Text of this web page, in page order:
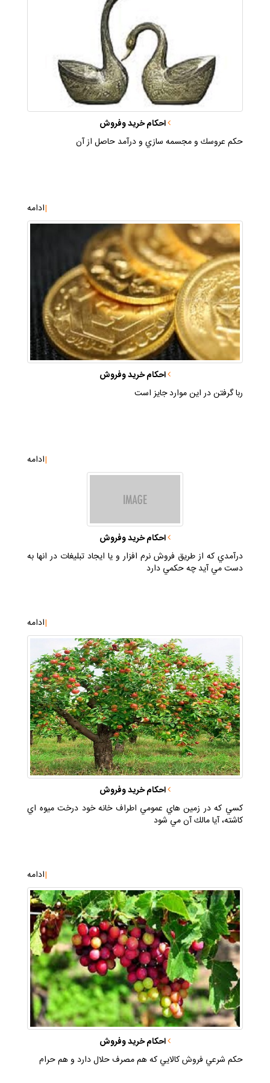
احكام خريد وفروش
حكم عروسك و مجسمه سازي و درآمد حاصل از آن
|ادامه
احكام خريد وفروش
ربا گرفتن در اين موارد جايز است
|ادامه
احكام خريد وفروش
درآمدي كه از طريق فروش نرم افزار و يا ايجاد تبليغات در انها به
دست مي آيد چه حكمي دارد
|ادامه
احكام خريد وفروش
كسي كه در زمين هاي عمومي اطراف خانه خود درخت ميوه اي
كاشته، آيا مالك آن مي شود
|ادامه
احكام خريد وفروش
حكم شرعي فروش كالايي كه هم مصرف حلال دارد و هم حرام